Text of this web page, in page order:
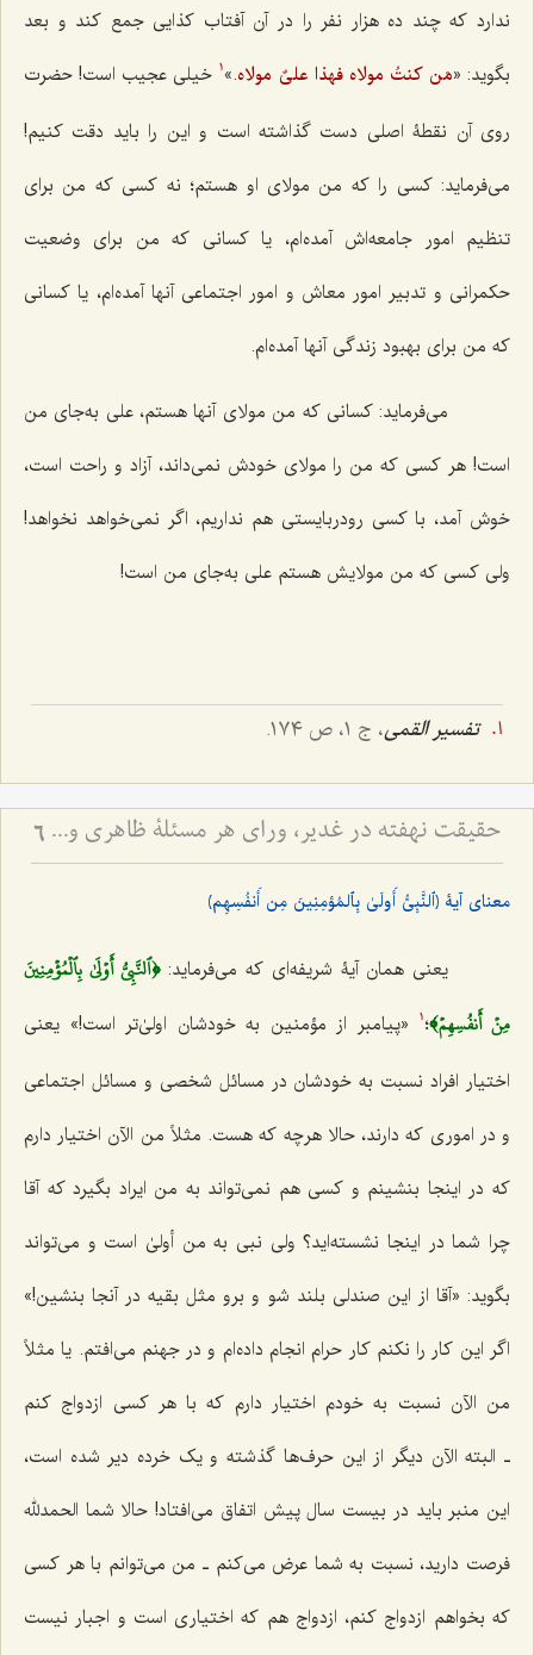
ندارد که چند ده هزار نفر را در آن آفتاب کذایی جمع کند و بعد
بگوید: «مَن کنتُ مولاه فهذا علیٌ مولاه.»
1 خیلی عجیب است! حضرت
روی آن نقطۀ اصلی دست گذاشته است و این را باید دقت کنیم!
می‌فرماید: کسی را که من مولای او هستم؛ نه کسی که من برای
تنظیم امور جامعه‌اش آمده‌ام، یا کسانی که من برای وضعیت
حکمرانی و تدبیر امور معاش و امور اجتماعی آنها آمده‌ام، یا کسانی
که من برای بهبود زندگی آنها آمده‌ام.
می‌فرماید: کسانی که من مولای آنها هستم، علی به‌جای من
است! هر کسی که من را مولای خودش نمی‌داند، آزاد و راحت است،
خوش آمد، با کسی رودربایستی هم نداریم، اگر نمی‌خواهد نخواهد!
ولی کسی که من مولایش هستم علی به‌جای من است!
تفسیر القمی، ج ١، ص ١٧٤.
حقیقت نهفته در غدیر، ورای هر مسئلۀ ظاهری و دنیوی - آیا هدف از نصب امیرالمؤمنین علیه السلام، صرف تشکیل حکومت عادله بود؟ 6
معنای آیۀ ﴿ٱلنَّبِیُّ أَولَیٰ بِٱلمُؤمِنِینَ مِن أَنفُسِهِم﴾
یعنی همان آیۀ شریفه‌ای که می‌فرماید:﴿ٱلنَّبِيُّ أَوۡلَىٰ بِٱلۡمُؤۡمِنِينَ
مِنۡ أَنفُسِهِمۡ﴾؛ 1
«پیامبر از مؤمنین به خودشان اولیٰ‌تر است!» یعنی
اختیار افراد نسبت به خودشان در مسائل شخصی و مسائل اجتماعی
و در اموری که دارند، حالا هرچه که هست. مثلاً من الآن اختیار دارم
که در اینجا بنشینم و کسی هم نمی‌تواند به من ایراد بگیرد که آقا
چرا شما در اینجا نشسته‌اید؟ ولی نبی به من أولیٰ است و می‌تواند
بگوید: «آقا از این صندلی بلند شو و برو مثل بقیه در آنجا بنشین!»
اگر این کار را نکنم کار حرام انجام داده‌ام و در جهنم می‌افتم. یا مثلاً
من الآن نسبت به خودم اختیار دارم که با هر کسی ازدواج کنم
ـ البته الآن دیگر از این حرف‌ها گذشته و یک خرده دیر شده است،
این منبر باید در بیست سال پیش اتفاق می‌افتاد! حالا شما الحمدلله
فرصت دارید، نسبت به شما عرض می‌کنم ـ من می‌توانم با هر کسی
که بخواهم ازدواج کنم، ازدواج هم که اختیاری است و اجبار نیست